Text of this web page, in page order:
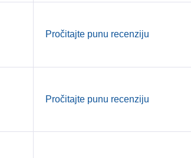
Pročitajte punu recenziju
Pročitajte punu recenziju